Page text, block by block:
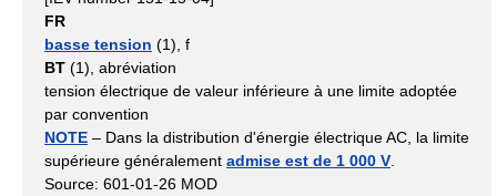
FR
basse tension (1), f
BT (1), abréviation
tension électrique de valeur inférieure à une limite adoptée
par convention
NOTE – Dans la distribution d'énergie électrique AC, la limite
supérieure généralement admise est de 1 000 V
Source: 601-01-26 MOD